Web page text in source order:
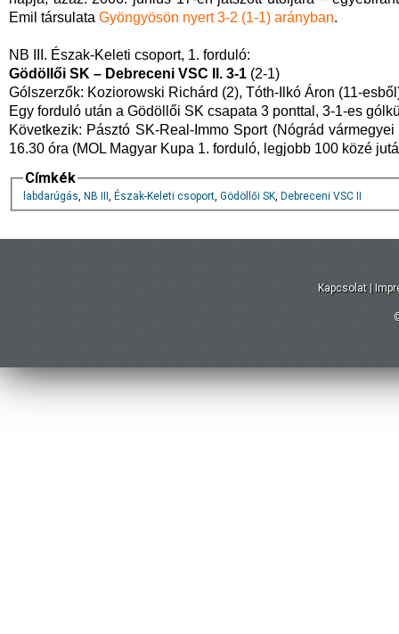
Emil társulata Gyöngyösön nyert 3-2 (1-1) arányban.
NB III. Észak-Keleti csoport, 1. forduló:
Gödöllői SK – Debreceni VSC II. 3-1 (2-1)
Gólszerzők: Koziorowski Richárd (2), Tóth-Ilkó Áron (11-
Egy forduló után a Gödöllői SK csapata 3 ponttal, 3-1-es
Következik: Pásztó SK-Real-Immo Sport (Nógrád
16.30 óra (MOL Magyar Kupa 1. forduló, legjobb 100 közé
Címkék
labdarúgás, NB III , Észak-Keleti csoport, Gödöllői SK, Debreceni VSC II
Kapcsolat |